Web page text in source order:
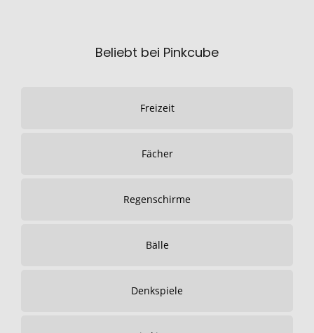
Beliebt bei Pinkcube
Freizeit
Fächer
Regenschirme
Bälle
Denkspiele